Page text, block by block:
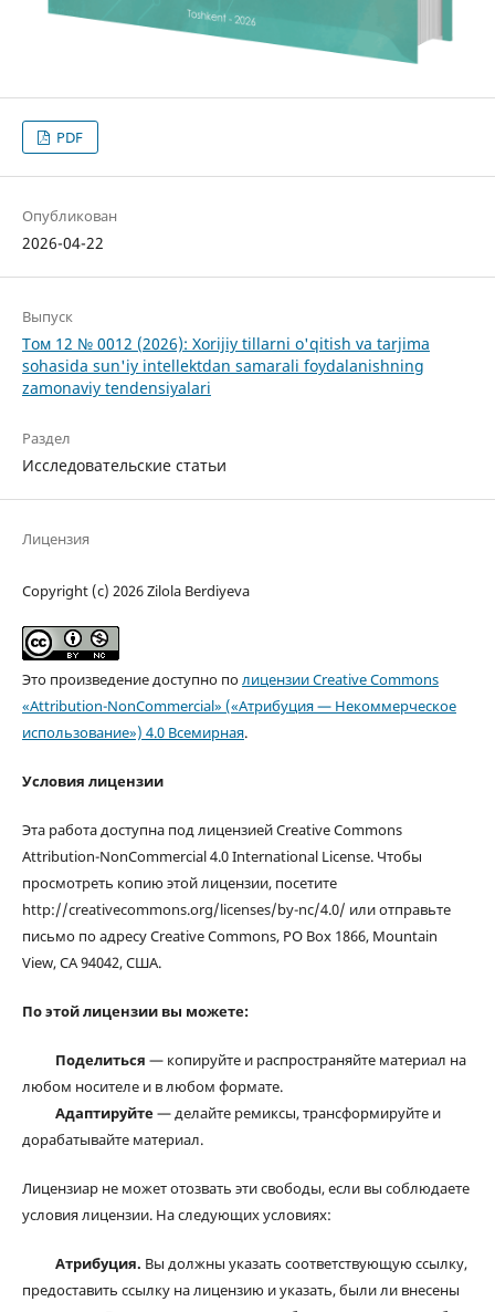
PDF
Опубликован
2026-04-22
Выпуск
Том 12 № 0012 (2026): Xorijiy tillarni o'qitish va tarjima
sohasida sun'iy intellektdan samarali foydalanishning
zamonaviy tendensiyalari
Раздел
Исследовательские статьи
Лицензия
Copyright (c) 2026 Zilola Berdiyeva
Это произведение доступно полицензии Creative Commons
«Attribution-NonCommercial» («Атрибуция — Некоммерческое
использование») 4.0 Всемирная.
Условия лицензии
Эта работа доступна под лицензией Creative Commons
Attribution-NonCommercial 4.0 International License. Чтобы
просмотреть копию этой лицензии, посетите
http://creativecommons.org/licenses/by-nc/4.0/ или отправьте
письмо по адресу Creative Commons, PO Box 1866, Mountain
View, CA 94042, США.
По этой лицензии вы можете:
Поделиться — копируйте и распространяйте материал на
любом носителе и в любом формате.
Адаптируйте— делайте ремиксы, трансформируйте и
дорабатывайте материал.
Лицензиар не может отозвать эти свободы, если вы соблюдаете
условия лицензии. На следующих условиях:
Атрибуция. Вы должны указать соответствующую ссылку,
предоставить ссылку на лицензию и указать, были ли внесены